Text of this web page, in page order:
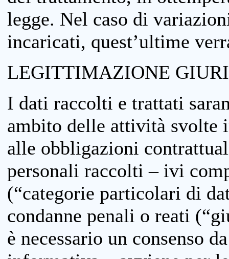
legge. Nel caso di
incaricati, quest’ultime
LEGITTIMAZIONE
I dati raccolti e trattati
ambito delle attività svolte
alle obbligazioni
personali raccolti – ivi
(“categorie particolari di
condanne penali o reati
è necessario un consenso